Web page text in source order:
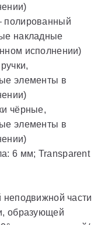
полированный
накладные
исполнении)
элементы в
чёрные,
элементы в
6 мм; Transparent
неподвижной части
образующей